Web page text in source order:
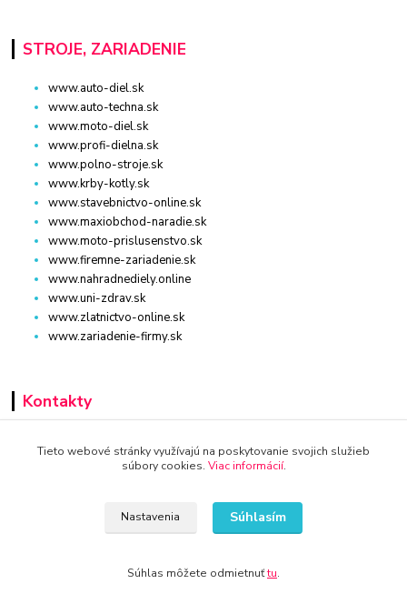
STROJE, ZARIADENIE
www.auto-diel.sk
www.auto-techna.sk
www.moto-diel.sk
www.profi-dielna.sk
www.polno-stroje.sk
www.krby-kotly.sk
www.stavebnictvo-online.sk
www.maxiobchod-naradie.sk
www.moto-prislusenstvo.sk
www.firemne-zariadenie.sk
www.nahradnediely.online
www.uni-zdrav.sk
www.zlatnictvo-online.sk
www.zariadenie-firmy.sk
Kontakty
+421 940 949 000
Tieto webové stránky využívajú na poskytovanie svojich služieb
súbory cookies. Viac informácií.
Nastavenia Súhlasím
Súhlas môžete odmietnuťtu.